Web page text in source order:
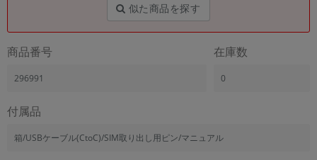
似た商品を探す
商品番号
296991
在庫数
0
付属品
箱/USBケーブル(CtoC)/SIM取り出し用ピン/マニュアル
メーカー
「Apple」「SONY」「SHARP」など
機能・特徴